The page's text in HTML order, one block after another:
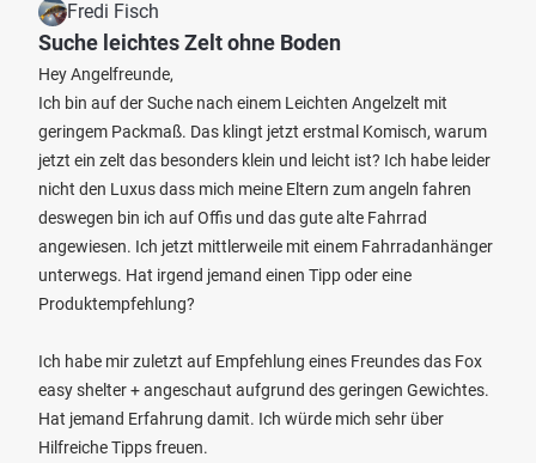
Fredi Fisch
Suche leichtes Zelt ohne Boden
Hey Angelfreunde,
Ich bin auf der Suche nach einem Leichten Angelzelt mit
geringem Packmaß. Das klingt jetzt erstmal Komisch, warum
jetzt ein zelt das besonders klein und leicht ist? Ich habe leider
nicht den Luxus dass mich meine Eltern zum angeln fahren
deswegen bin ich auf Offis und das gute alte Fahrrad
angewiesen. Ich jetzt mittlerweile mit einem Fahrradanhänger
unterwegs. Hat irgend jemand einen Tipp oder eine
Produktempfehlung?
Ich habe mir zuletzt auf Empfehlung eines Freundes das Fox
easy shelter + angeschaut aufgrund des geringen Gewichtes.
Hat jemand Erfahrung damit. Ich würde mich sehr über
Hilfreiche Tipps freuen.